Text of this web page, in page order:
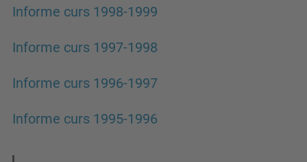
Informe curs 1998-1999
Informe curs 1997-1998
Informe curs 1996-1997
Informe curs 1995-1996